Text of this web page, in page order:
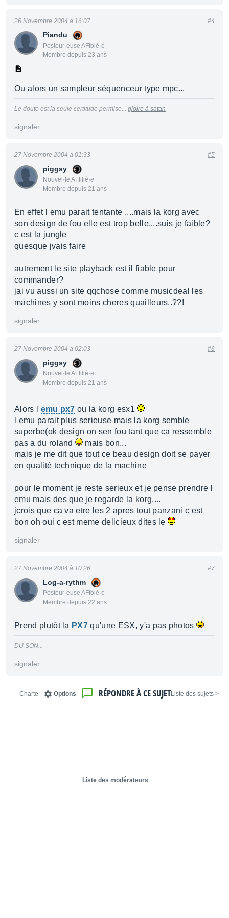
Piandu
Posteur·euse AFfolé·e
Membre depuis 23 ans
26 Novembre 2004 à 16:07 #4
Ou alors un sampleur séquenceur type mpc...
Le doute est la seule certitude permise... gloire à satan
signaler
piggsy
Nouvel·le AFfilié·e
Membre depuis 21 ans
27 Novembre 2004 à 01:33 #5
En effet l emu parait tentante ....mais la korg avec
son design de fou elle est trop belle....suis je faible?
c est la jungle
quesque jvais faire
autrement le site playback est il fiable pour
commander?
jai vu aussi un site qqchose comme musicdeal les
machines y sont moins cheres quailleurs..??!
signaler
piggsy
Nouvel·le AFfilié·e
Membre depuis 21 ans
27 Novembre 2004 à 02:03 #6
Alors l emu px7 ou la korg esx1
l emu parait plus serieuse mais la korg semble
superbe(ok design on sen fou tant que ca ressemble
pas a du roland
mais bon...
mais je me dit que tout ce beau design doit se payer
en qualité technique de la machine
pour le moment je reste serieux et je pense prendre l
emu mais des que je regarde la korg....
jcrois que ca va etre les 2 apres tout panzani c est
bon oh oui c est meme delicieux dites le
signaler
Log-a-rythm
Posteur·euse AFfolé·e
Membre depuis 22 ans
27 Novembre 2004 à 10:26 #7
Prend plutôt la PX7 qu'une ESX, y'a pas photos
DU SON...
signaler
< Liste des sujets
RÉPONDRE À CE SUJET
Options
Charte
Liste des modérateurs